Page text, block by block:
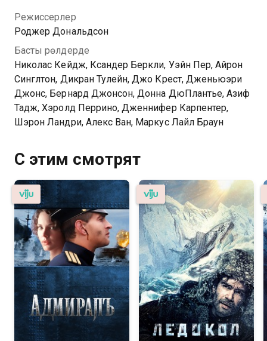
Режиссерлер
Роджер Дональдсон
Басты рөлдерде
Николас Кейдж, Ксандер Беркли, Уэйн Пер, Айрон
Синглтон, Дикран Тулейн, Джо Крест, Дженьюэри
Джонс, Бернард Джонсон, Донна ДюПлантье, Азиф
Тадж, Хэролд Перрино, Дженнифер Карпентер,
Шэрон Ландри, Алекс Ван, Маркус Лайл Браун
С этим смотрят